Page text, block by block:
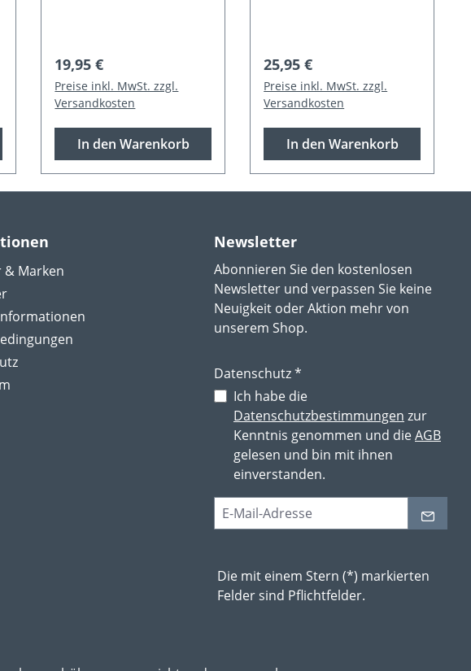
Regulärer Preis:
19,95 €
Preise inkl. MwSt. zzgl.
Versandkosten
In den Warenkorb
Regulärer Preis:
25,95 €
Preise inkl. MwSt. zzgl.
Versandkosten
In den Warenkorb
& Marken
Newsletter
Abonnieren Sie den kostenlosen
Newsletter und verpassen Sie keine
Neuigkeit oder Aktion mehr von
unserem Shop.
Datenschutz *
Ich habe die
Datenschutzbestimmungen zur
Kenntnis genommen und dieAGB
gelesen und bin mit ihnen
einverstanden.
Die mit einem Stern (*) markierten
Felder sind Pflichtfelder.